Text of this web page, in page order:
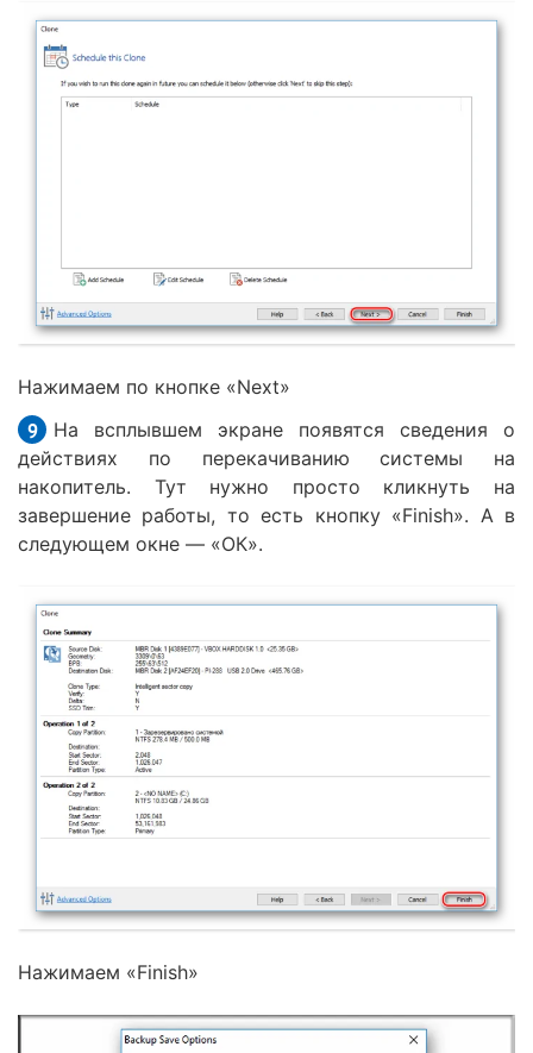
Нажимаем по кнопке «Next»
На всплывшем экране появятся сведения о
действиях по перекачиванию системы на
накопитель. Тут нужно просто кликнуть на
завершение работы, то есть кнопку «Finish». А в
следующем окне — «ОК».
Нажимаем «Finish»